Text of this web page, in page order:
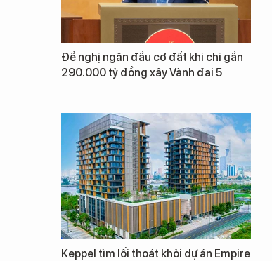
Đề nghị ngăn đầu cơ đất khi chi gần
290.000 tỷ đồng xây Vành đai 5
Keppel tìm lối thoát khỏi dự án Empire